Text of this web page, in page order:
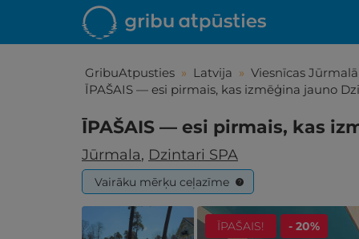
GribuAtpusties » Latvija » Viesnīcas Jūrmalā
ĪPAŠAIS — esi pirmais, kas izmēģina jauno
ĪPAŠAIS — esi pirmais, kas
Jūrmala, Dzintari SPA
Vairāku mērķu ceļazīme ?
ĪPAŠAIS! - 20%